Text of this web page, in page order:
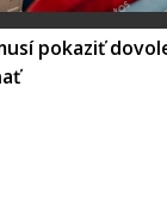
pokaziť